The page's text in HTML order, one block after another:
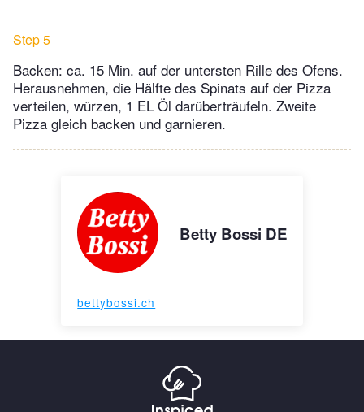
Step 5
Backen: ca. 15 Min. auf der untersten Rille des Ofens.
Herausnehmen, die Hälfte des Spinats auf der Pizza
verteilen, würzen, 1 EL Öl darüberträufeln. Zweite
Pizza gleich backen und garnieren.
Betty Bossi DE
bettybossi.ch